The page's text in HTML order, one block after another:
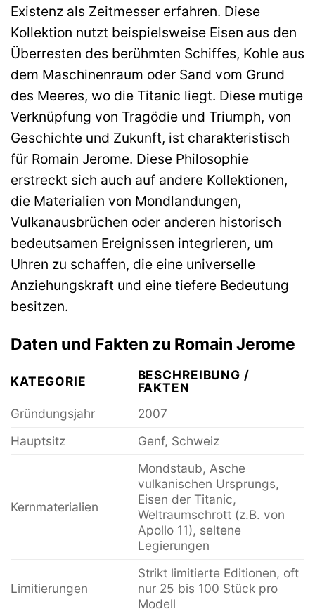
Existenz als Zeitmesser erfahren. Diese
Kollektion nutzt beispielsweise Eisen aus den
Überresten des berühmten Schiffes, Kohle aus
dem Maschinenraum oder Sand vom Grund
des Meeres, wo die Titanic liegt. Diese mutige
Verknüpfung von Tragödie und Triumph, von
Geschichte und Zukunft, ist charakteristisch
für Romain Jerome. Diese Philosophie
erstreckt sich auch auf andere Kollektionen,
die Materialien von Mondlandungen,
Vulkanausbrüchen oder anderen historisch
bedeutsamen Ereignissen integrieren, um
Uhren zu schaffen, die eine universelle
Anziehungskraft und eine tiefere Bedeutung
besitzen.
Daten und Fakten zu Romain Jerome
KATEGORIE
BESCHREIBUNG /
FAKTEN
Gründungsjahr
2007
Hauptsitz
Genf, Schweiz
Kernmaterialien
Mondstaub, Asche
vulkanischen Ursprungs,
Eisen der Titanic,
Weltraumschrott (z.B. von
Apollo 11), seltene
Legierungen
Limitierungen
Strikt limitierte Editionen, oft
nur 25 bis 100 Stück pro
Modell